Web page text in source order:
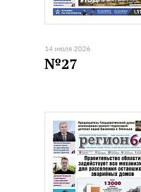
14 июля 2026
№27